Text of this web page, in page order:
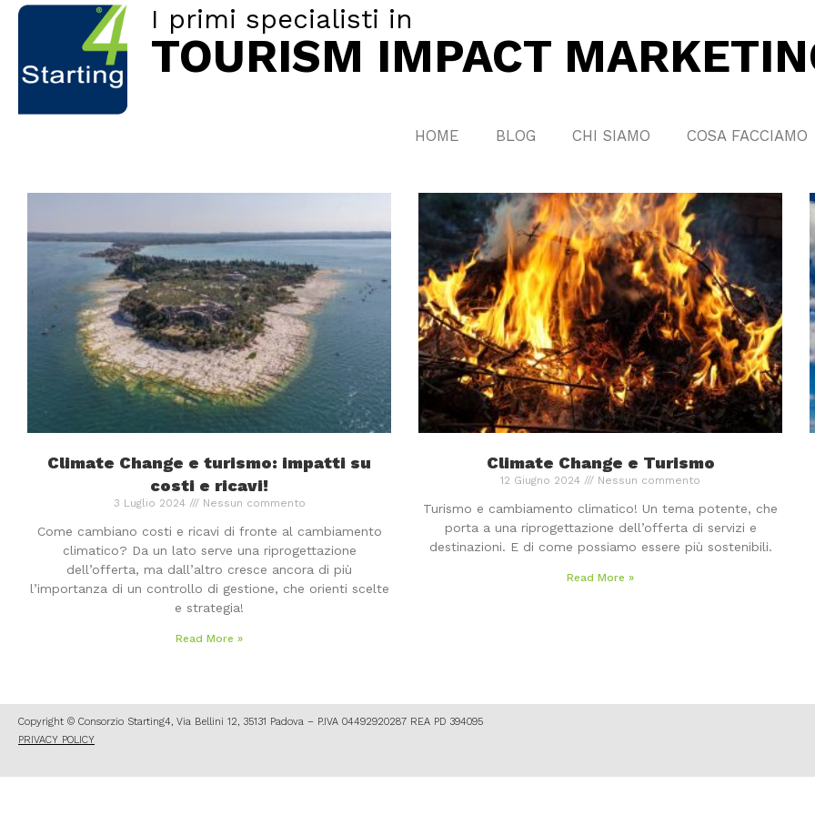
I primi specialisti in
TOURISM IMPACT
HOME BLOG CHI SIAMO COSA FACCIAMO
Climate Change e turismo: impatti su
costi e ricavi!
3 Luglio 2024 Nessun commento
Come cambiano costi e ricavi di fronte al cambiamento
climatico? Da un lato serve una riprogettazione
dell’offerta, ma dall’altro cresce ancora di più
l’importanza di un controllo di gestione, che orienti scelte
e strategia!
Read More »
Climate Change e Turismo
12 Giugno 2024 Nessun commento
Turismo e cambiamento climatico! Un tema potente, che
porta a una riprogettazione dell’offerta di servizi e
destinazioni. E di come possiamo essere più sostenibili.
Read More »
Copyright © Consorzio Starting4, Via Bellini 12, 35131 Padova – P.IVA 04492920287 REA PD 394095
PRIVACY POLICY